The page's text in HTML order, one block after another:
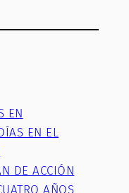
EN
EN EL
DE ACCIÓN